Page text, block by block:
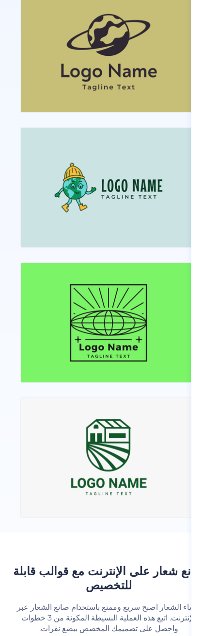
شعار على الإنترنت مع قوالب قابلة
للتخصيص
الشعار اصبح سريع وممتع باستخدام صانع الشعار عبر
الإنترنت. اتبع هذه العملية البسيطة المكونة من 3 خطوات
واحصل على تصميمك المخصص ببضع نقرات.‬